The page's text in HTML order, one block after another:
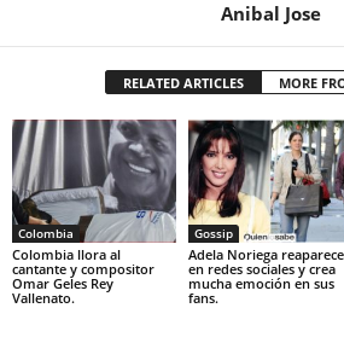
Anibal Jose
RELATED ARTICLES MORE
Colombia
Colombia llora al
cantante y compositor
Omar Geles Rey
Vallenato.
Gossip
Adela Noriega reaparece
en redes sociales y crea
mucha emoción en sus
fans.